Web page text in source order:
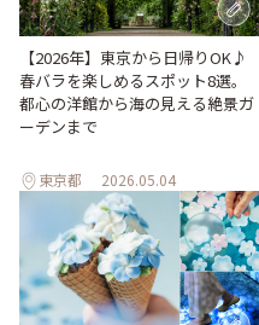
【2026年】東京から日帰りOK♪
春バラを楽しめるスポット8選。
都心の洋館から海の見える絶景ガ
ーデンまで
東京都 2026.05.04